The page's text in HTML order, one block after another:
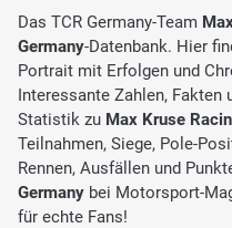
Das TCR Germany-Team
Germany-Datenbank. Hier
Portrait mit Erfolgen und
Interessante Zahlen,
Statistik zu Max Kruse
Teilnahmen, Siege, Pole-
Rennen, Ausfällen und
Germany bei Motorsport-
für echte Fans!